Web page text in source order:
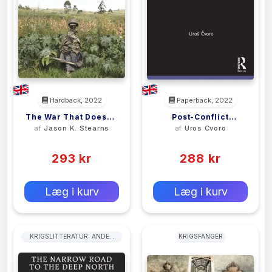
Hardback, 2022
The War That Doesn't
Say Its Name
afJason K. Stearns
293 kr
Læg i kurv
Paperback, 2022
Post-Conflict
Monuments In Bosnia
af Uros Cvoro
288 kr
Læg i kurv
KRIGSLITTERATUR: ANDEN
KRIGSFANGER